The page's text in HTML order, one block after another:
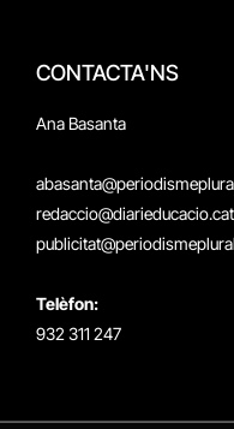
CONTACTA'NS
Ana Basanta
redaccio@diarieducacio.cat
Telèfon:
932 311 247